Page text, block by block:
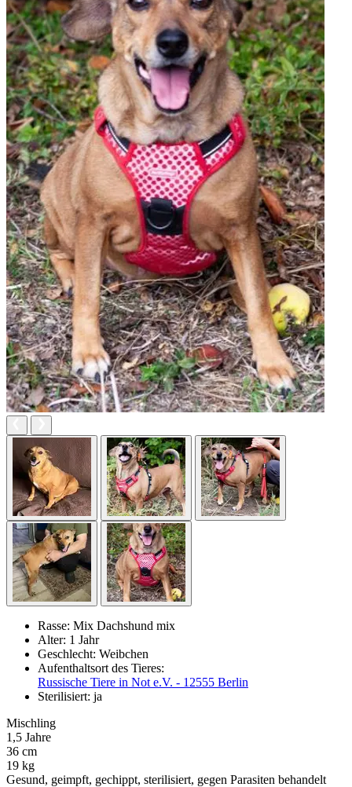
Rasse: Mix Dachshund mix
Alter: 1 Jahr
Geschlecht: Weibchen
Aufenthaltsort des Tieres:
Russische Tiere in Not e.V. - 12555 Berlin
Sterilisiert: ja
Mischling
1,5 Jahre
36 cm
19 kg
Gesund, geimpft, gechippt, sterilisiert, gegen Parasiten behandelt